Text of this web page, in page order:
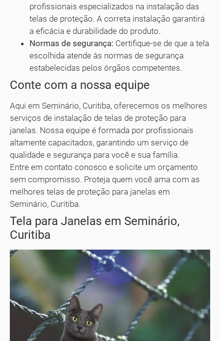
profissionais especializados na instalação das
telas de proteção. A correta instalação garantirá
a eficácia e durabilidade do produto.
Normas de segurança: Certifique-se de que a tela
escolhida atende às normas de segurança
estabelecidas pelos órgãos competentes.
Conte com a nossa equipe
Aqui em Seminário, Curitiba, oferecemos os melhores
serviços de instalação de telas de proteção para
janelas. Nossa equipe é formada por profissionais
altamente capacitados, garantindo um serviço de
qualidade e segurança para você e sua família.
Entre em contato conosco e solicite um orçamento
sem compromisso. Proteja quem você ama com as
melhores telas de proteção para janelas em
Seminário, Curitiba.
Tela para Janelas em Seminário,
Curitiba